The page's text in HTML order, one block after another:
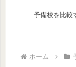
予備校を比較
ホーム